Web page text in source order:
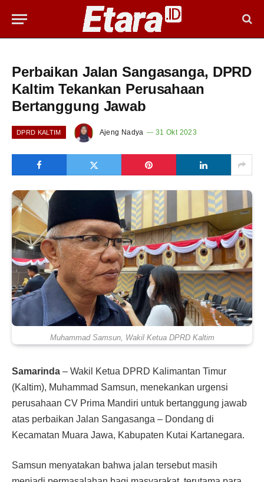
Perbaikan Jalan Sangasanga, DPRD
Kaltim Tekankan Perusahaan
Bertanggung Jawab
DPRD KALTIM Ajeng Nadya 31 Okt 2023
Muhammad Samsun, Wakil Ketua DPRD Kaltim
Samarinda – Wakil Ketua DPRD Kalimantan Timur
(Kaltim), Muhammad Samsun, menekankan urgensi
perusahaan CV Prima Mandiri untuk bertanggung jawab
atas perbaikan Jalan Sangasanga – Dondang di
Kecamatan Muara Jawa, Kabupaten Kutai Kartanegara.
Samsun menyatakan bahwa jalan tersebut masih